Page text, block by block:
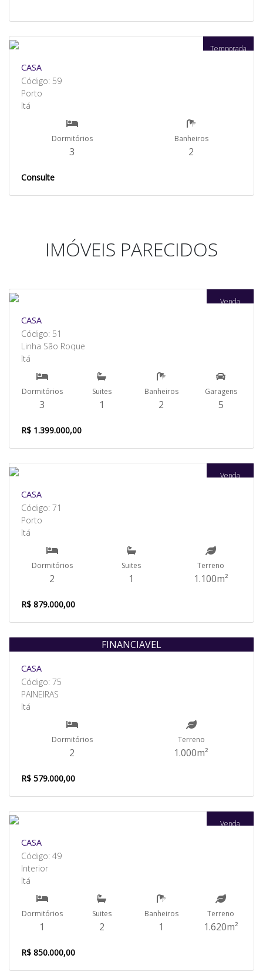
Temporada
CASA
Código: 59
Porto
Itá
Dormitórios
3
Banheiros
2
Consulte
IMÓVEIS PARECIDOS
Venda
CASA
Código: 51
Linha São Roque
Itá
Dormitórios
3
Suites
1
Banheiros
2
Garagens
5
R$ 1.399.000,00
Venda
CASA
Código: 71
Porto
Itá
Dormitórios
2
Suites
1
Terreno
1.100m²
R$ 879.000,00
Venda
FINANCIAVEL
CASA
Código: 75
PAINEIRAS
Itá
Dormitórios
2
Terreno
1.000m²
R$ 579.000,00
Venda
CASA
Código: 49
Interior
Itá
Dormitórios
1
Suites
2
Banheiros
1
Terreno
1.620m²
R$ 850.000,00